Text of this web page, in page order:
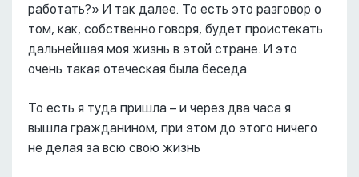
работать?» И так далее. То есть это разговор о
том, как, собственно говоря, будет проистекать
дальнейшая моя жизнь в этой стране. И это
очень такая отеческая была беседа
То есть я туда пришла – и через два часа я
вышла гражданином, при этом до этого ничего
не делая за всю свою жизнь